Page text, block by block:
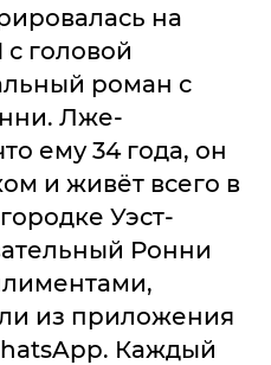
на
с головой
роман с
Лже-
ему 34 года, он
и живёт всего в
Уэст-
Ронни
из приложения
Каждый